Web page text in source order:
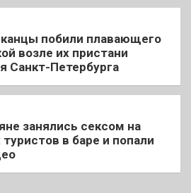
побили плавающего
возле их пристани
Санкт-Петербурга
занялись сексом на
туристов в баре и попали